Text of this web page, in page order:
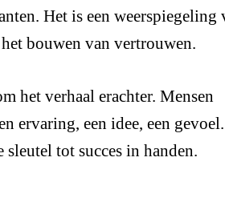
Het is een weerspiegeling
bouwen van vertrouwen.
het verhaal erachter. Mensen
ervaring, een idee, een
tot succes in handen.